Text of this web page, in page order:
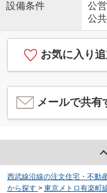
設備条件
公
公
お気に入り
メールで共有
西武線沿線の注文住宅・不動
から探す > 東京メトロ有楽町